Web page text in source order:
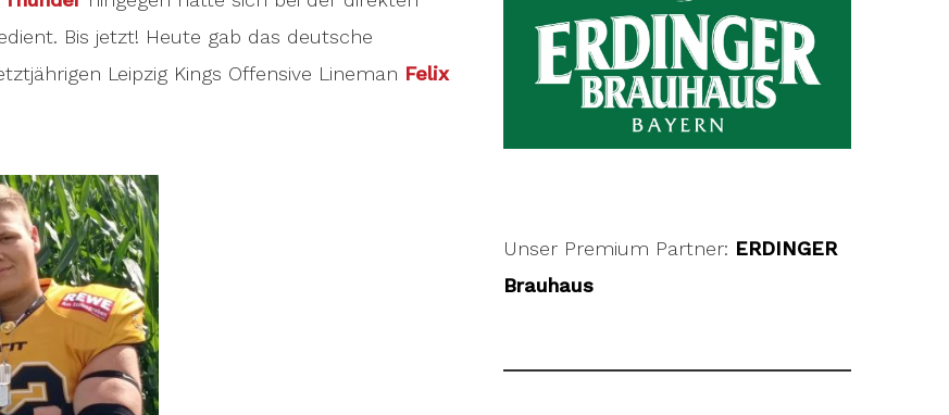
Bis jetzt! Heute gab das deutsche
Leipzig Kings Offensive Lineman Felix
Unser Premium Partner: ERDINGER
Brauhaus